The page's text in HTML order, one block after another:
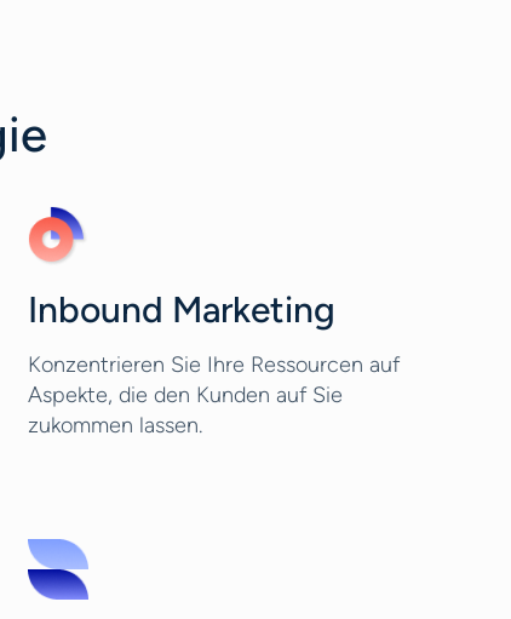
Inbound Marketing
Konzentrieren Sie Ihre Ressourcen auf
Aspekte, die den Kunden auf Sie
zukommen lassen.